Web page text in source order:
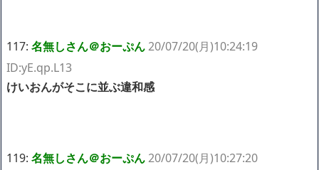
117: 名無しさん＠おーぷん20/07/20(月)10:24:19
ID:yE.qp.L13
けいおんがそこに並ぶ違和感
119: 名無しさん＠おーぷん20/07/20(月)10:27:20